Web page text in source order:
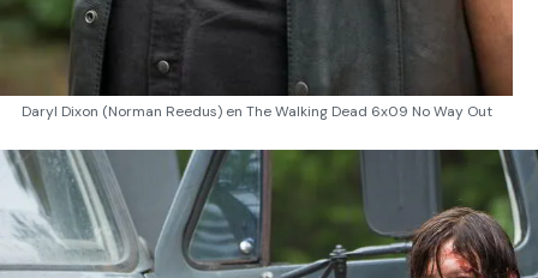
Daryl Dixon (Norman Reedus) en The Walking Dead 6x09 No Way Out